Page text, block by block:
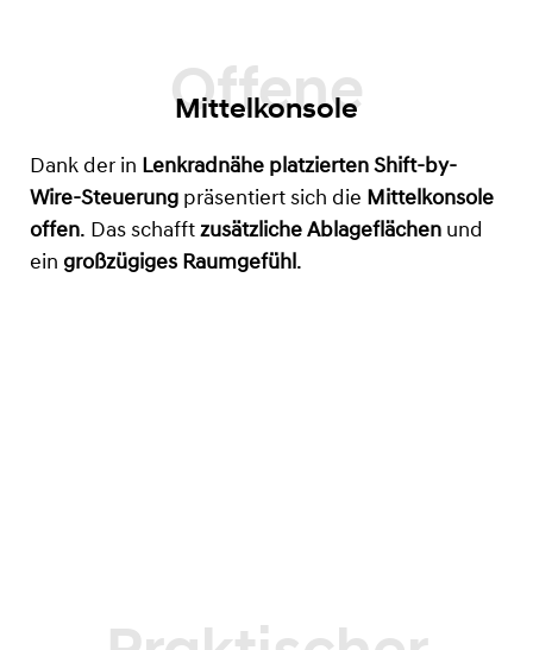
Mittelkonsole
Dank der in Lenkradnähe platzierten Shift-by-
Wire-Steuerung präsentiert sich die Mittelkonsole
offen. Das schafft zusätzliche Ablageflächen und
ein großzügiges Raumgefühl.